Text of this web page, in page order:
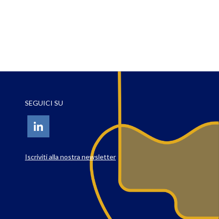
SEGUICI SU
Iscriviti alla nostra newsletter